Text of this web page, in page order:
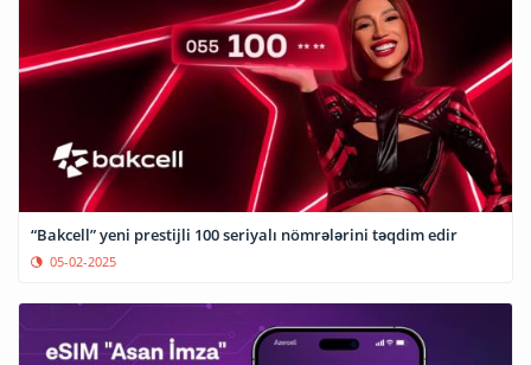
“Bakcell” yeni prestijli 100 seriyalı nömrələrini təqdim edir
05-02-2025